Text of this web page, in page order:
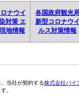
ナウイ
対策 エ
地情報
各国政府観光
新型コロナウ
ルス対策情報
当社が契約する株式会社パイ
。